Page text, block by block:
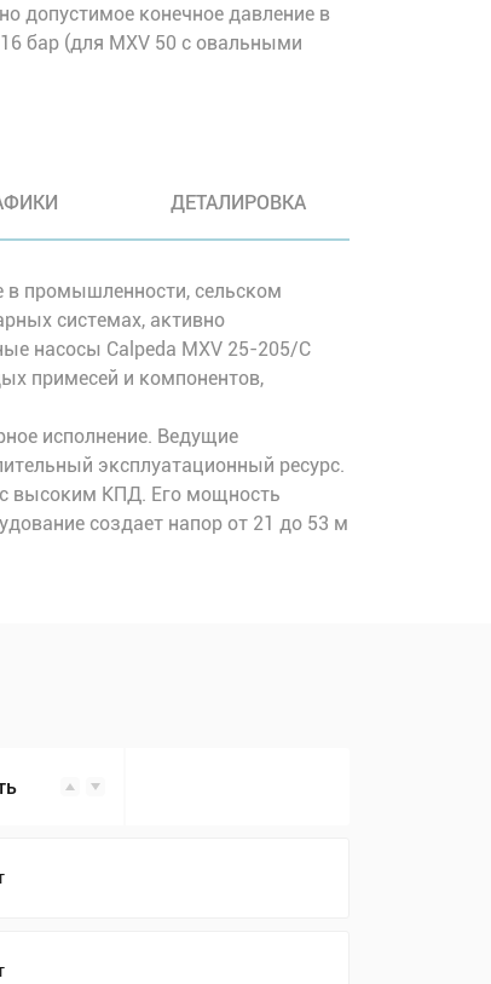
допустимое конечное давление в
бар (для MXV 50 с овальными
ДЕТАЛИРОВКА
в промышленности, сельском
системах, активно
насосы Calpeda MXV 25-205/C
примесей и компонентов,
исполнение. Ведущие
эксплуатационный ресурс.
с высоким КПД. Его мощность
создает напор от 21 до 53 м